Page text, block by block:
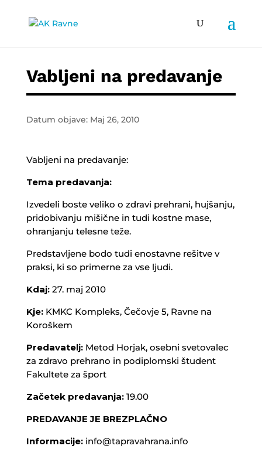
Vabljeni na predavanje
Datum objave: Maj 26, 2010
Vabljeni na predavanje:
Tema predavanja:
Izvedeli boste veliko o zdravi prehrani, hujšanju,
pridobivanju mišične in tudi kostne mase,
ohranjanju telesne teže.
Predstavljene bodo tudi enostavne rešitve v
praksi, ki so primerne za vse ljudi.
Kdaj: 27. maj 2010
Kje: KMKC Kompleks, Čečovje 5, Ravne na
Koroškem
Predavatelj: Metod Horjak, osebni svetovalec
za zdravo prehrano in podiplomski študent
Fakultete za šport
Začetek predavanja: 19.00
PREDAVANJE JE BREZPLAČNO
Informacije: info@tapravahrana.info